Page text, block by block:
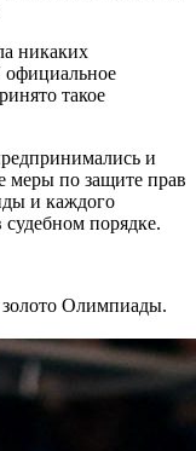
никаких
такое
и
меры по защите прав
и каждого
судебном порядке.
золото Олимпиады.